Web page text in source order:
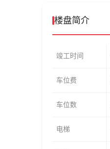
楼盘简介
竣工时间
车位费
车位数
电梯